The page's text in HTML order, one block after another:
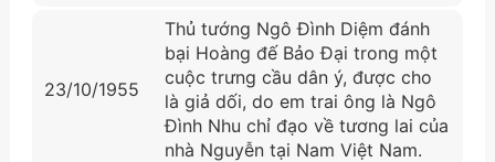
23/10/1955
Thủ tướng Ngô Đình Diệm đánh
bại Hoàng đế Bảo Đại trong một
cuộc trưng cầu dân ý, được cho
là giả dối, do em trai ông là Ngô
Đình Nhu chỉ đạo về tương lai của
nhà Nguyễn tại Nam Việt Nam.